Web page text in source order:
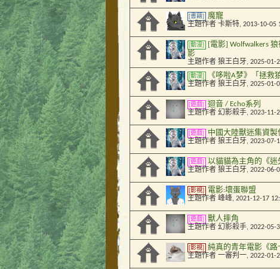
[書籍] 魔寵
主題作者 卡斯特, 2013-10-05
[動漫]
[電影] Wolfwalkers
影
主題作者 狼王白牙, 2025-01-
[動漫] 《哆啦A梦》「拯救
主題作者 狼王白牙, 2025-01-
[遊戲] 迴音 / Echo系列
主題作者 幻影殺手, 2023-11-
[遊戲] 中國大陸獸迷集資製
主題作者 狼王白牙, 2023-07-
[遊戲] 以貓貓為主角的《迷
主題作者 狼王白牙, 2022-06-
[影視] 電影:壞蛋聯盟
主題作者 峰峰, 2021-12-17
[遊戲] 獸人摔角
主題作者 幻影殺手, 2022-05-
[影視] 純真的青年電影《路
主題作者 一審判一, 2022-01-